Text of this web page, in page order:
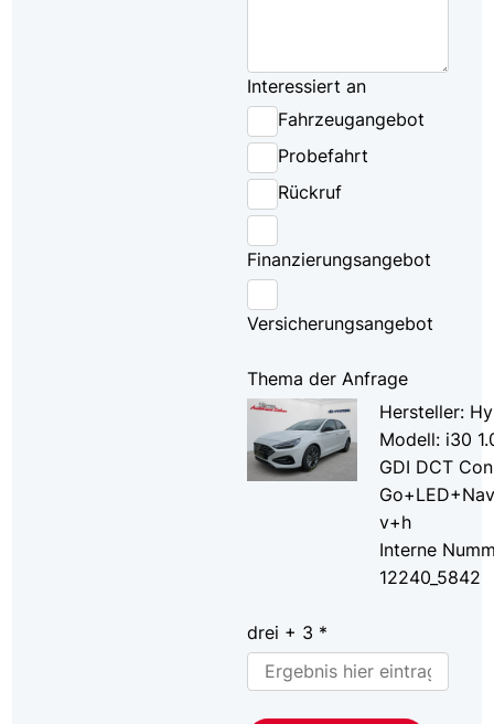
Interessiert an
Fahrzeugangebot
Probefahrt
Rückruf
Finanzierungsangebot
Versicherungsangebot
Thema der Anfrage
Hersteller:
Modell: i30
GDI DCT
v+h
Interne
12240_5842
drei + 3 *